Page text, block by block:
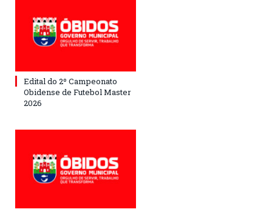
Edital do 2º Campeonato
Obidense de Futebol Master
2026